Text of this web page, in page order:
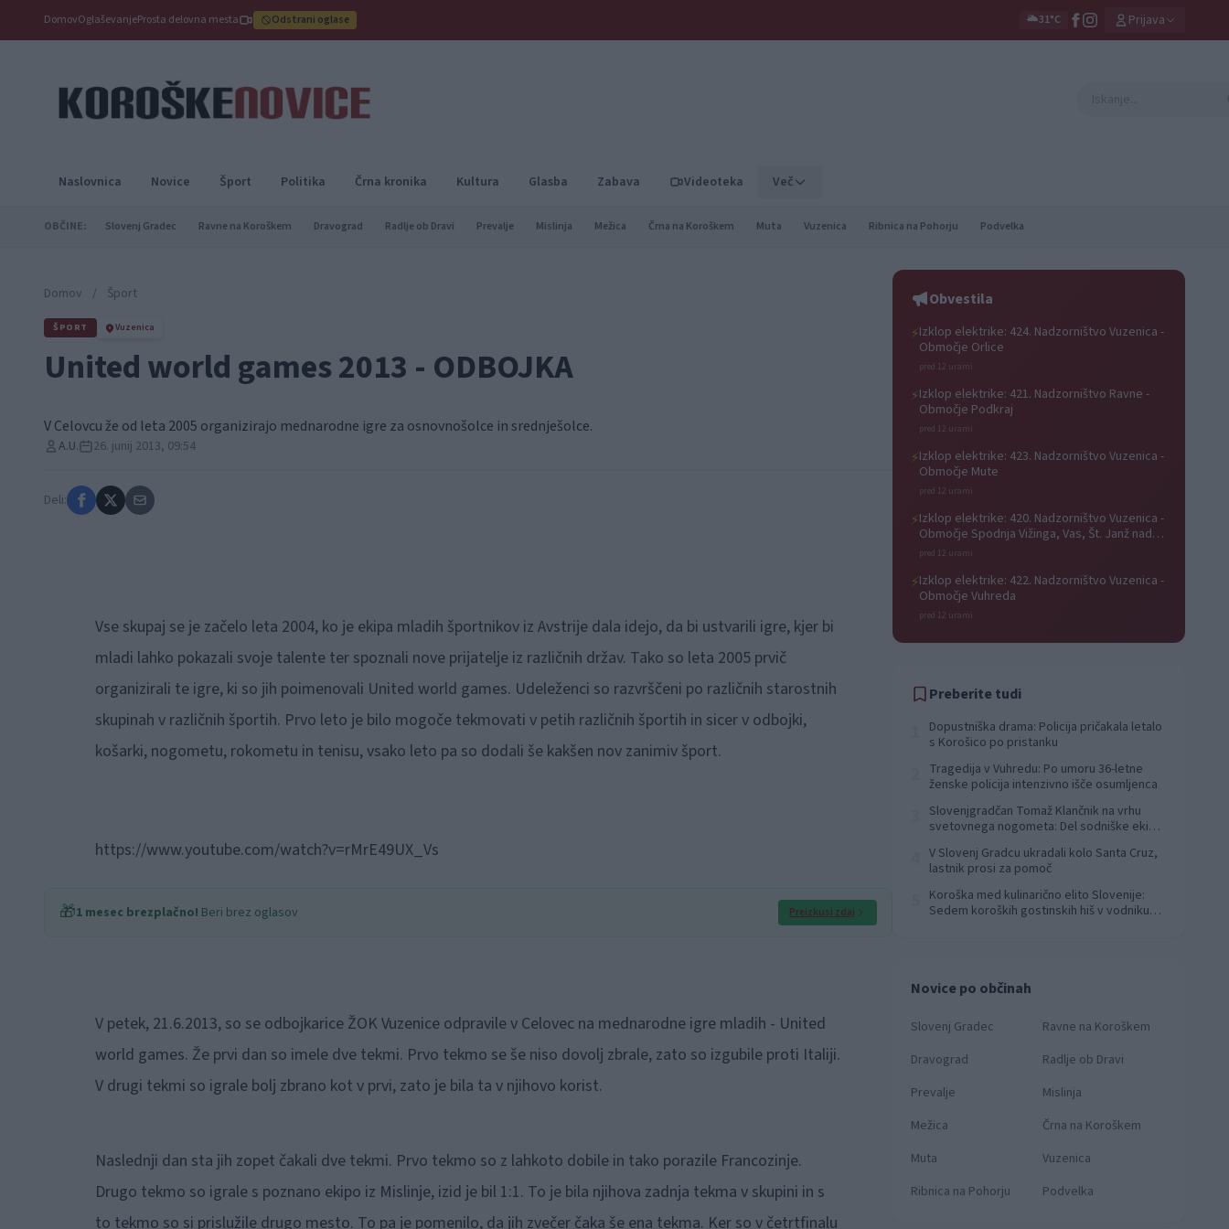
DomovOglaševanjeProsta delovna mesta Odstrani oglase 🌥️31°C Prijava
Naslovnica Novice Šport Politika Črna kronika Kultura Glasba Zabava Videoteka Več
OBČINE: Slovenj Gradec Ravne na Koroškem Dravograd Radlje ob Dravi Prevalje Mislinja Mežica Črna na Koroškem Muta Vuzenica Ribnica na Pohorju Podvelka
Domov / Šport
ŠPORT Vuzenica
United world games 2013 - ODBOJKA
V Celovcu že od leta 2005 organizirajo mednarodne igre za osnovnošolce in srednješolce.
A.U. 26. junij 2013, 09:54
Deli:
Vse skupaj se je začelo leta 2004, ko je ekipa mladih športnikov iz Avstrije dala idejo, da bi ustvarili igre, kjer bi
mladi lahko pokazali svoje talente ter spoznali nove prijatelje iz različnih držav. Tako so leta 2005 prvič
organizirali te igre, ki so jih poimenovali United world games. Udeleženci so razvrščeni po različnih starostnih
skupinah v različnih športih. Prvo leto je bilo mogoče tekmovati v petih različnih športih in sicer v odbojki,
košarki, nogometu, rokometu in tenisu, vsako leto pa so dodali še kakšen nov zanimiv šport.
https://www.youtube.com/watch?v=rMrE49UX_Vs
🎁1 mesec brezplačno! Beri brez oglasov Preizkusi zdaj
V petek, 21.6.2013, so se odbojkarice ŽOK Vuzenice odpravile v Celovec na mednarodne igre mladih - United
world games. Že prvi dan so imele dve tekmi. Prvo tekmo se še niso dovolj zbrale, zato so izgubile proti Italiji.
V drugi tekmi so igrale bolj zbrano kot v prvi, zato je bila ta v njihovo korist.
Naslednji dan sta jih zopet čakali dve tekmi. Prvo tekmo so z lahkoto dobile in tako porazile Francozinje.
Drugo tekmo so igrale s poznano ekipo iz Mislinje, izid je bil 1:1. To je bila njihova zadnja tekma v skupini in s
to tekmo so si prislužile drugo mesto. To pa je pomenilo, da jih zvečer čaka še ena tekma. Ker so v četrtfinalu
Obvestila
⚡Izklop elektrike: 424. Nadzorništvo Vuzenica -
Območje Orlice
pred 12 urami
⚡Izklop elektrike: 421. Nadzorništvo Ravne -
Območje Podkraj
pred 12 urami
⚡Izklop elektrike: 423. Nadzorništvo Vuzenica -
Območje Mute
pred 12 urami
⚡Izklop elektrike: 420. Nadzorništvo Vuzenica -
Območje Spodnja Vižinga, Vas, Št. Janž nad
Radljami, Suhi Vrh, Dobrava
pred 12 urami
⚡Izklop elektrike: 422. Nadzorništvo Vuzenica -
Območje Vuhreda
pred 12 urami
Preberite tudi
Dopustniška drama: Policija pričakala letalo
s Korošico po pristanku
Tragedija v Vuhredu: Po umoru 36-letne
ženske policija intenzivno išče osumljenca
Slovenjgradčan Tomaž Klančnik na vrhu
svetovnega nogometa: Del sodniške ekipe
V Slovenj Gradcu ukradali kolo Santa Cruz,
lastnik prosi za pomoč
Koroška med kulinarično elito Slovenije:
Sedem koroških gostinskih hiš v vodniku
Novice po občinah
Slovenj Gradec
Ravne na Koroškem
Dravograd
Radlje ob Dravi
Prevalje
Mislinja
Mežica
Črna na Koroškem
Muta
Vuzenica
Ribnica na Pohorju
Podvelka